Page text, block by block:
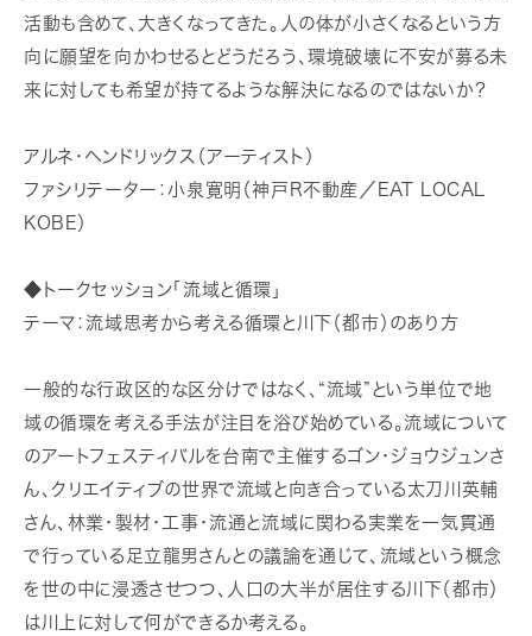
活動も含めて、大きくなってきた。人の体が小さくなるという方
向に願望を向かわせるとどうだろう、環境破壊に不安が募る未
来に対しても希望が持てるような解決になるのではないか？
アルネ・ヘンドリックス（アーティスト）
ファシリテーター：小泉寛明（神戸R不動産／EAT LOCAL
KOBE）
◆トークセッション「流域と循環」
テーマ：流域思考から考える循環と川下（都市）のあり方
一般的な行政区的な区分けではなく、“流域”という単位で地
域の循環を考える手法が注目を浴び始めている。流域について
のアートフェスティバルを台南で主催するゴン・ジョウジュンさ
ん、クリエイティブの世界で流域と向き合っている太刀川英輔
さん、林業・製材・工事・流通と流域に関わる実業を一気貫通
で行っている足立龍男さんとの議論を通じて、流域という概念
を世の中に浸透させつつ、人口の大半が居住する川下（都市）
は川上に対して何ができるか考える。